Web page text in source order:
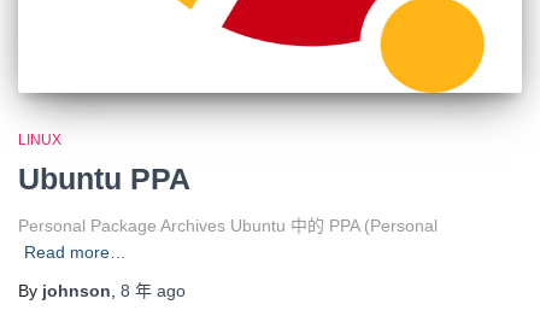
LINUX
Ubuntu PPA
Personal Package Archives Ubuntu 中的 PPA (Personal
Read more…
By johnson, 8 年 ago